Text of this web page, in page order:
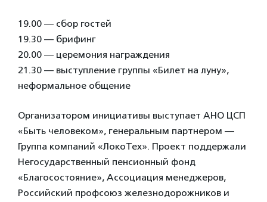
19.00 — сбор гостей
19.30 — брифинг
20.00 — церемония награждения
21.30 — выступление группы «Билет на луну»,
неформальное общение
Организатором инициативы выступает АНО ЦСП
«Быть человеком», генеральным партнером —
Группа компаний «ЛокоТех». Проект поддержали
Негосударственный пенсионный фонд
«Благосостояние», Ассоциация менеджеров,
Российский профсоюз железнодорожников и